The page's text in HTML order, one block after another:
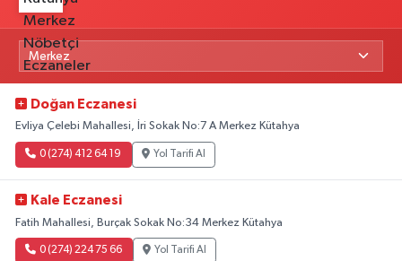
Doğan Eczanesi
Evliya Çelebi Mahallesi, İri Sokak No:7 A Merkez Kütahya
0 (274) 412 64 19 Yol Tarifi Al
Kale Eczanesi
Fatih Mahallesi, Burçak Sokak No:34 Merkez Kütahya
0 (274) 224 75 66 Yol Tarifi Al